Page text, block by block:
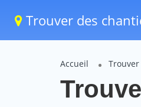
Trouver des
Accueil